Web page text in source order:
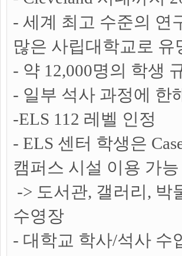
- 세계 최고 수준의 연
많은 사립대학교로 유
- 약 12,000명의 학생
- 일부 석사 과정에 한
-ELS 112 레벨 인정
- ELS 센터 학생은
캠퍼스 시설 이용 가능
-> 도서관, 갤러리, 박
수영장
- 대학교 학사/석사 수